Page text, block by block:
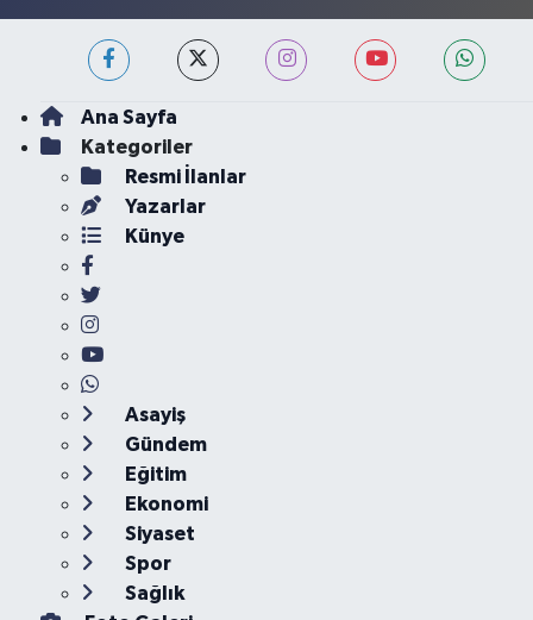
Ana Sayfa
Kategoriler
Resmi İlanlar
Yazarlar
Künye
Asayiş
Gündem
Eğitim
Ekonomi
Siyaset
Spor
Sağlık